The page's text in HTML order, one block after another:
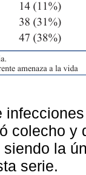
colecho y
la
serie.